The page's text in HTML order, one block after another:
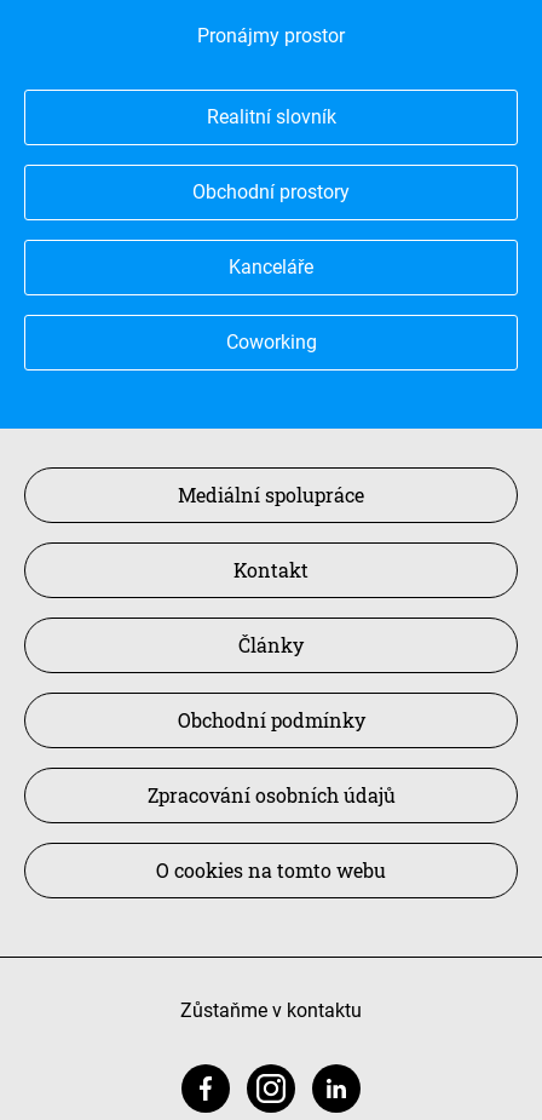
Pronájmy prostor
Realitní slovník
Obchodní prostory
Kanceláře
Coworking
Mediální spolupráce
Kontakt
Články
Obchodní podmínky
Zpracování osobních údajů
O cookies na tomto webu
Zůstaňme v kontaktu